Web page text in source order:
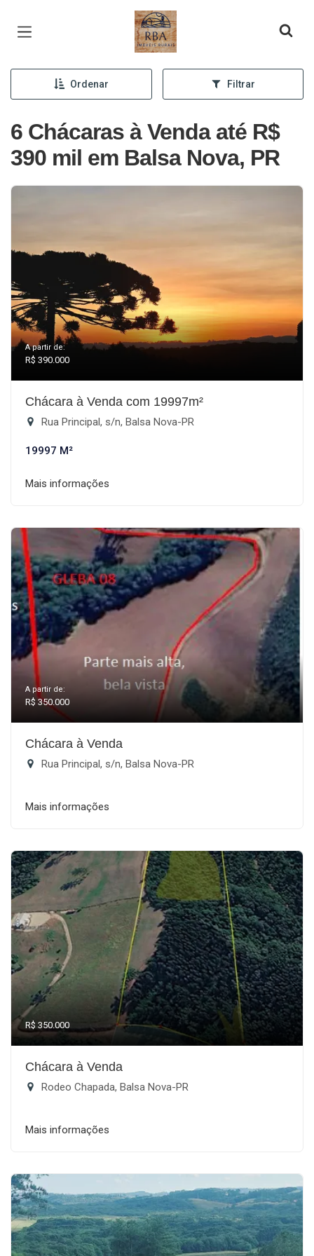
Página inicial
Ordenar Filtrar
6 Chácaras à Venda até R$
390 mil em Balsa Nova, PR
A partir de:
R$ 390.000
Chácara à Venda com 19997m²
Rua Principal, s/n, Balsa Nova-PR
19997 M²
Mais informações
A partir de:
R$ 350.000
Chácara à Venda
Rua Principal, s/n, Balsa Nova-PR
Mais informações
R$ 350.000
Chácara à Venda
Rodeo Chapada, Balsa Nova-PR
Mais informações